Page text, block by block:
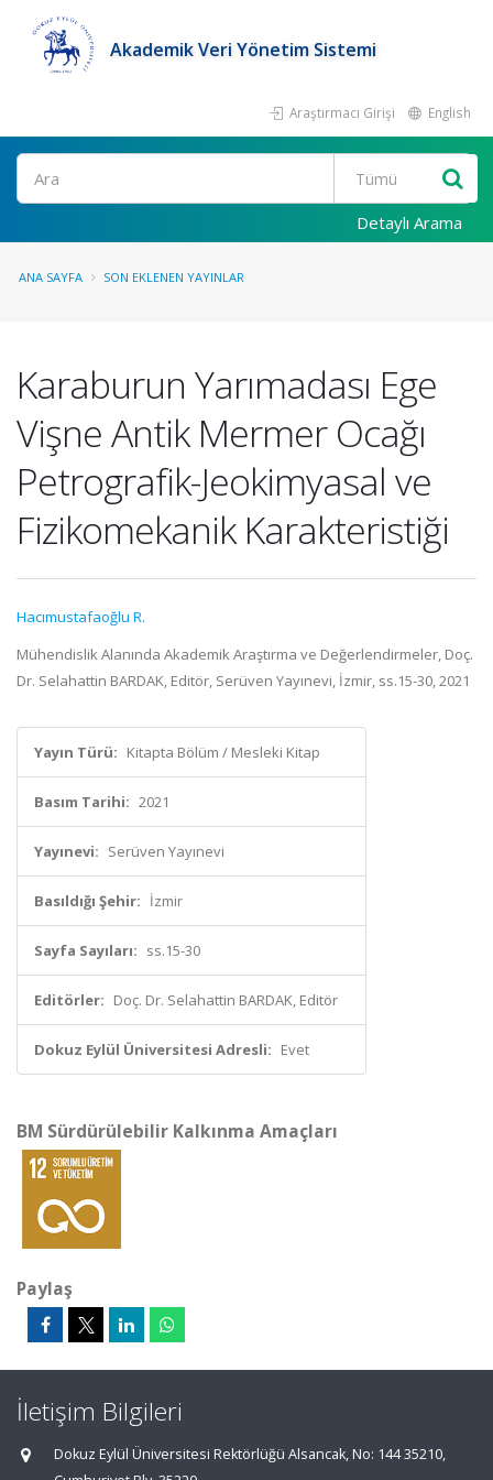
Akademik Veri Yönetim Sistemi
Araştırmacı Girişi English
Ara
Detaylı Arama
ANA SAYFA SON EKLENEN YAYINLAR
Karaburun Yarımadası Ege
Vişne Antik Mermer Ocağı
Petrografik-Jeokimyasal ve
Fizikomekanik Karakteristiği
Hacımustafaoğlu R.
Mühendislik Alanında Akademik Araştırma ve Değerlendirmeler, Doç.
Dr. Selahattin BARDAK, Editör, Serüven Yayınevi, İzmir, ss.15-30, 2021
Yayın Türü: Kitapta Bölüm / Mesleki Kitap
Basım Tarihi: 2021
Yayınevi: Serüven Yayınevi
Basıldığı Şehir: İzmir
Sayfa Sayıları: ss.15-30
Editörler: Doç. Dr. Selahattin BARDAK, Editör
Dokuz Eylül Üniversitesi Adresli: Evet
BM Sürdürülebilir Kalkınma Amaçları
Paylaş
İletişim Bilgileri
Dokuz Eylül Üniversitesi Rektörlüğü Alsancak, No: 144 35210,